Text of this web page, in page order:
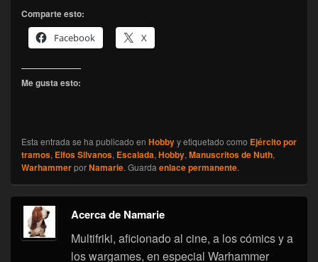
Comparte esto:
Facebook
X
Me gusta esto:
Esta entrada se ha publicado en Hobbyy etiquetado como Ejército por
tramos, Elfos Silvanos, Escalada, Hobby, Manuscritos de Nuth,
WarhammerporNamarie. Guarda enlace permanente.
Acerca de Namarie
Multifriki, aficionado al cine, a los cómics y a
los wargames, en especial Warhammer